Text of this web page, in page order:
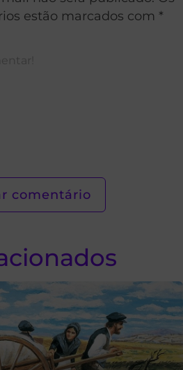
estão marcados com *